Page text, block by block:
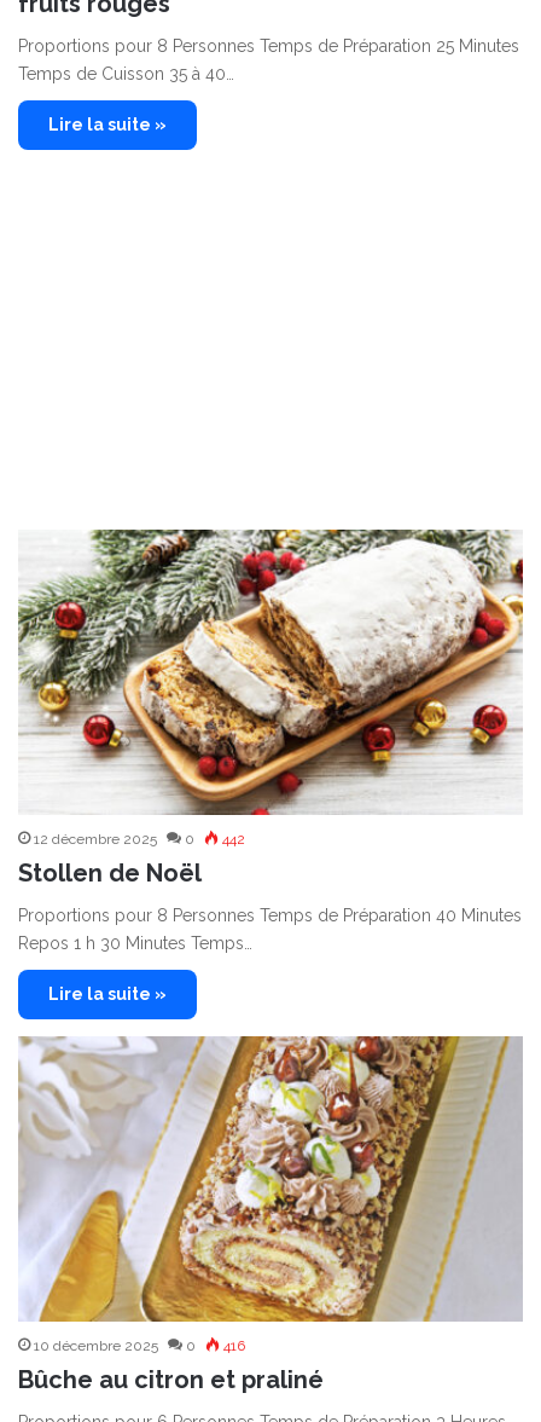
Proportions pour 8 Personnes Temps de Préparation 25 Minutes
Temps de Cuisson 35 à 40…
Lire la suite »
12 décembre 2025 0 442
Stollen de Noël
Proportions pour 8 Personnes Temps de Préparation 40 Minutes
Repos 1 h 30 Minutes Temps…
Lire la suite »
10 décembre 2025 0 416
Bûche au citron et praliné